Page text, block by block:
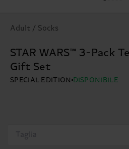
Adult / Socks
STAR WARS™ 3-Pack
Gift Set
SPECIAL EDITION DISPONIBILE
Taglia